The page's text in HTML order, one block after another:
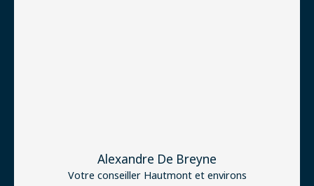
Alexandre De Breyne
Votre conseiller Hautmont et environs